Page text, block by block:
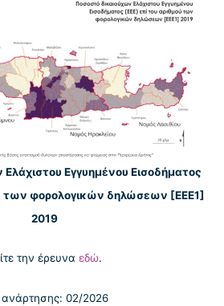
Εγγυημένου Εισοδήματος
των φορολογικών δηλώσεων [ΕΕΕ1]
2019
την έρευνα εδώ.
02/2026